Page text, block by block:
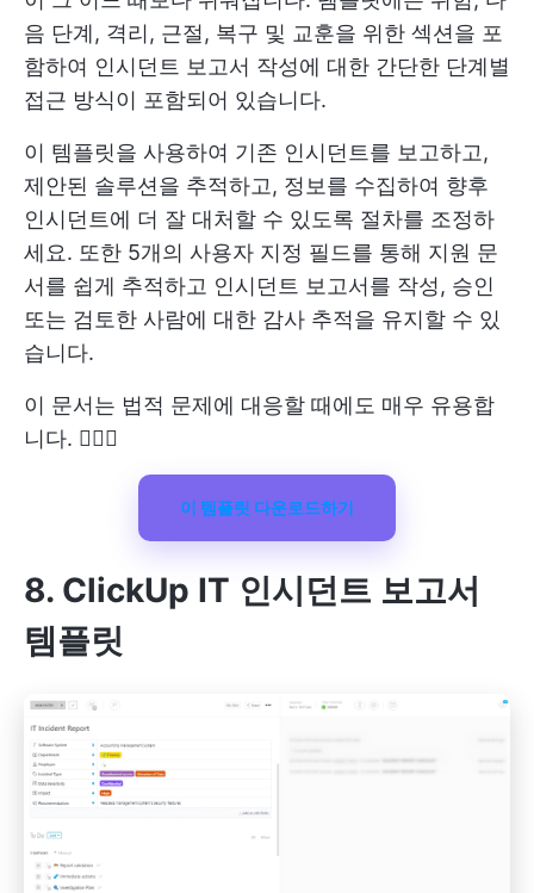
음 단계, 격리, 근절, 복구 및 교훈을 위한 섹션을 포
함하여 인시던트 보고서 작성에 대한 간단한 단계별
접근 방식이 포함되어 있습니다.
이 템플릿을 사용하여 기존 인시던트를 보고하고,
제안된 솔루션을 추적하고, 정보를 수집하여 향후
인시던트에 더 잘 대처할 수 있도록 절차를 조정하
세요. 또한 5개의 사용자 지정 필드를 통해 지원 문
서를 쉽게 추적하고 인시던트 보고서를 작성, 승인
또는 검토한 사람에 대한 감사 추적을 유지할 수 있
습니다.
이 문서는 법적 문제에 대응할 때에도 매우 유용합
니다. 👩🏿‍⚖️
이 템플릿 다운로드하기
8. ClickUp IT 인시던트 보고서
템플릿